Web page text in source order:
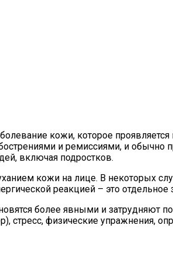
кожи, которое
и ремиссиями, и обычно
включая подростков.
кожи на лице. В некоторых
реакцией – это
более явными и
стресс, физические упражнения,